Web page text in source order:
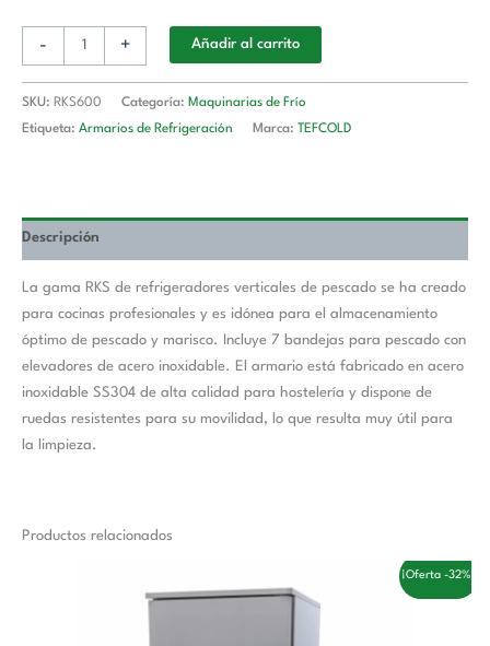
- + Añadir al carrito
SKU: RKS600 Categoría: Maquinarias de Frío
Etiqueta: Armarios de Refrigeración Marca: TEFCOLD
Descripción
La gama RKS de refrigeradores verticales de pescado se ha creado
para cocinas profesionales y es idónea para el almacenamiento
óptimo de pescado y marisco. Incluye 7 bandejas para pescado con
elevadores de acero inoxidable. El armario está fabricado en acero
inoxidable SS304 de alta calidad para hostelería y dispone de
ruedas resistentes para su movilidad, lo que resulta muy útil para
la limpieza.
Productos relacionados
¡Oferta -32%!
original